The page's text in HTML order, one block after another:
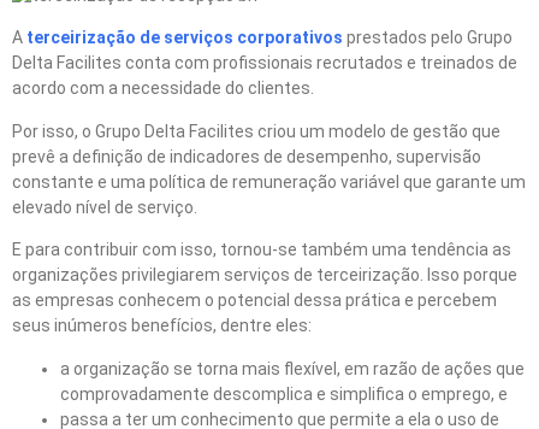
A terceirização de serviços corporativos prestados pelo Grupo
Delta Facilites conta com profissionais recrutados e treinados de
acordo com a necessidade do clientes.
Por isso, o Grupo Delta Facilites criou um modelo de gestão que
prevê a definição de indicadores de desempenho, supervisão
constante e uma política de remuneração variável que garante um
elevado nível de serviço.
E para contribuir com isso, tornou-se também uma tendência as
organizações privilegiarem serviços de terceirização. Isso porque
as empresas conhecem o potencial dessa prática e percebem
seus inúmeros benefícios, dentre eles:
a organização se torna mais flexível, em razão de ações que
comprovadamente descomplica e simplifica o emprego, e
passa a ter um conhecimento que permite a ela o uso de